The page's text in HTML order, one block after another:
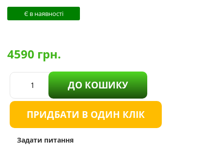
Є в наявності
4590 грн.
ДО КОШИКУ
ПРИДБАТИ В ОДИН КЛІК
Задати питання